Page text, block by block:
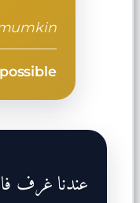
عندنا غرف